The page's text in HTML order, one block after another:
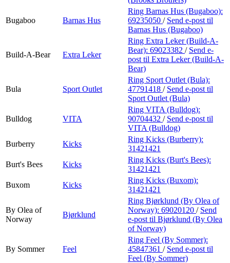
Bugaboo Barnas Hus
Ring Barnas Hus (Bugaboo):
69235050 / Send e-post til
Barnas Hus (Bugaboo)
Build-A-Bear Extra Leker
Ring Extra Leker (Build-A-
Bear): 69023382 / Send e-
post til Extra Leker (Build-A-
Bear)
Bula Sport Outlet
Ring Sport Outlet (Bula):
47791418 / Send e-post til
Sport Outlet (Bula)
Bulldog VITA
Ring VITA (Bulldog):
90704432 / Send e-post til
VITA (Bulldog)
Burberry
Kicks
Ring Kicks (Burberry):
31421421
Burt's Bees
Kicks
Ring Kicks (Burt's Bees):
31421421
Buxom
Kicks
Ring Kicks (Buxom):
31421421
By Olea of
Norway
Bjørklund
Ring Bjørklund (By Olea of
Norway): 69020120 / Send
e-post til Bjørklund (By Olea
of Norway)
By Sommer Feel
Ring Feel (By Sommer):
45847361 / Send e-post til
Feel (By Sommer)